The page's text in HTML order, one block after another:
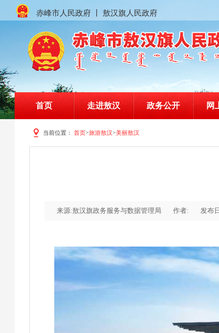
赤峰市人民政府 敖汉旗人民政府
首页 走进敖汉 政务公开 网
当前位置： 首页>旅游敖汉>美丽敖汉
来源:敖汉旗政务服务与数据管理局 作者: 发布